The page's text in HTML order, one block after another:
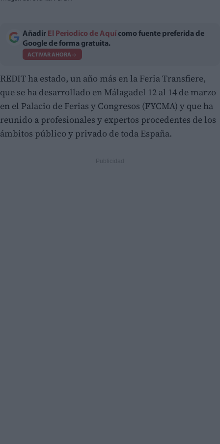
Añadir El Periodico de Aquí como fuente preferida de
Google de forma gratuita.
ACTIVAR AHORA
REDIT ha estado, un año más en la Feria Transfiere,
que se ha desarrollado en Málagadel 12 al 14 de marzo
en el Palacio de Ferias y Congresos (FYCMA) y que ha
reunido a profesionales y expertos procedentes de los
ámbitos público y privado de toda España.